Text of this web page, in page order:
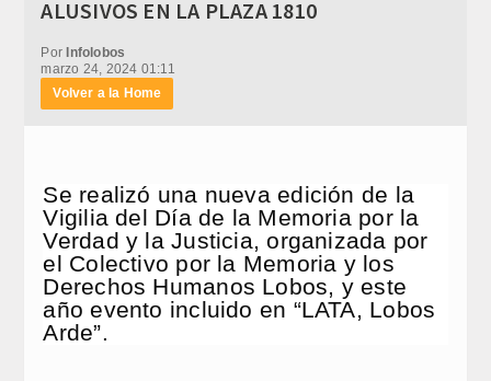
ALUSIVOS EN LA PLAZA 1810
Por Infolobos
marzo 24, 2024 01:11
Volver a la Home
Se realizó una nueva edición de la
Vigilia del Día de la Memoria por la
Verdad y la Justicia, organizada por
el Colectivo por la Memoria y los
Derechos Humanos Lobos, y este
año evento incluido en “LATA, Lobos
Arde”.